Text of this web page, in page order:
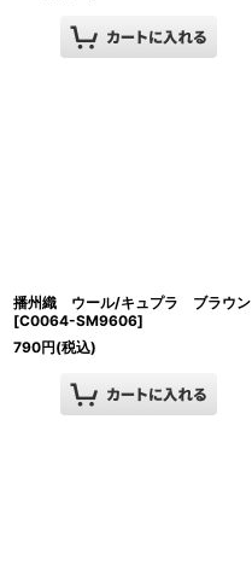
播州織 ウール/キュプラ ブラウン
[C0064-SM9606]
790円(税込)